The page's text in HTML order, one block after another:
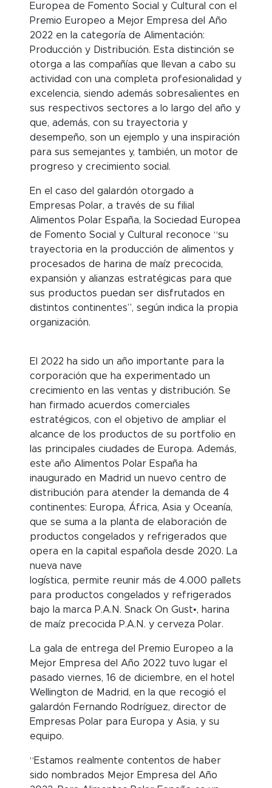
Europea de Fomento Social y Cultural con el
Premio Europeo a Mejor Empresa del Año
2022 en la categoría de Alimentación:
Producción y Distribución. Esta distinción se
otorga a las compañías que llevan a cabo su
actividad con una completa profesionalidad y
excelencia, siendo además sobresalientes en
sus respectivos sectores a lo largo del año y
que, además, con su trayectoria y
desempeño, son un ejemplo y una inspiración
para sus semejantes y, también, un motor de
progreso y crecimiento social.
En el caso del galardón otorgado a
Empresas Polar, a través de su filial
Alimentos Polar España, la Sociedad Europea
de Fomento Social y Cultural reconoce “su
trayectoria en la producción de alimentos y
procesados de harina de maíz precocida,
expansión y alianzas estratégicas para que
sus productos puedan ser disfrutados en
distintos continentes”, según indica la propia
organización.
El 2022 ha sido un año importante para la
corporación que ha experimentado un
crecimiento en las ventas y distribución. Se
han firmado acuerdos comerciales
estratégicos, con el objetivo de ampliar el
alcance de los productos de su portfolio en
las principales ciudades de Europa. Además,
este año Alimentos Polar España ha
inaugurado en Madrid un nuevo centro de
distribución para atender la demanda de 4
continentes: Europa, África, Asia y Oceanía,
que se suma a la planta de elaboración de
productos congelados y refrigerados que
opera en la capital española desde 2020. La
nueva nave
logística, permite reunir más de 4.000 pallets
para productos congelados y refrigerados
bajo la marca P.A.N. Snack On Gust•, harina
de maíz precocida P.A.N. y cerveza Polar.
La gala de entrega del Premio Europeo a la
Mejor Empresa del Año 2022 tuvo lugar el
pasado viernes, 16 de diciembre, en el hotel
Wellington de Madrid, en la que recogió el
galardón Fernando Rodríguez, director de
Empresas Polar para Europa y Asia, y su
equipo.
“Estamos realmente contentos de haber
sido nombrados Mejor Empresa del Año